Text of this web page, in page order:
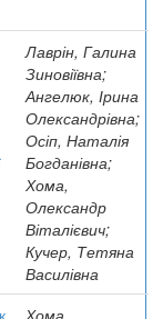
Лаврін, Галина
Зиновіївна;
Ангелюк, Ірина
Олександрівна;
Осіп, Наталія
Богданівна;
Хома,
Олександр
Віталієвич;
Кучер, Тетяна
Василівна
Хома,